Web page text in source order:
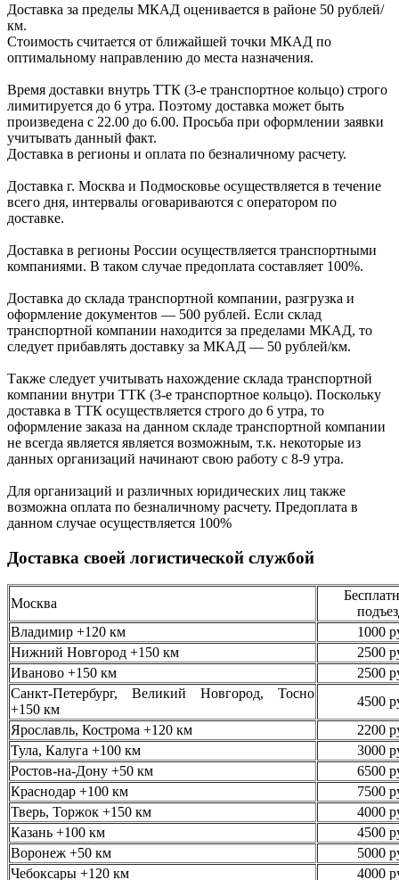
Доставка за пределы МКАД оценивается в районе 50 рублей/
км.
Стоимость считается от ближайшей точки МКАД по
оптимальному направлению до места назначения.
Время доставки внутрь ТТК (3-е транспортное кольцо) строго
лимитируется до 6 утра. Поэтому доставка может быть
произведена с 22.00 до 6.00. Просьба при оформлении заявки
учитывать данный факт.
Доставка в регионы и оплата по безналичному расчету.
Доставка г. Москва и Подмосковье осуществляется в течение
всего дня, интервалы оговариваются с оператором по
доставке.
Доcтавка в регионы России осуществляется транспортными
компаниями. В таком случае предоплата составляет 100%.
Доставка до склада транспортной компании, разгрузка и
оформление документов — 500 рублей. Если склад
транспортной компании находится за пределами МКАД, то
следует прибавлять доставку за МКАД — 50 рублей/км.
Также следует учитывать нахождение склада транспортной
компании внутри ТТК (3-е транспортное кольцо). Поскольку
доставка в ТТК осуществляется строго до 6 утра, то
оформление заказа на данном складе транспортной компании
не всегда является является возможным, т.к. некоторые из
данных организаций начинают свою работу с 8-9 утра.
Для организаций и различных юридических лиц также
возможна оплата по безналичному расчету. Предоплата в
данном случае осуществляется 100%
Доставка своей логистической службой
Москва
Владимир +120 км
1000
Нижний Новгород +150 км
2500
Иваново +150 км
2500
Санкт-Петербург, Великий Новгород, Тосно
+150 км
4500
Ярославль, Кострома +120 км
2200
Тула, Калуга +100 км
3000
Ростов-на-Дону +50 км
6500
Краснодар +100 км
7500
Тверь, Торжок +150 км
4000
Казань +100 км
4500
Воронеж +50 км
5000
Чебоксары +120 км
4000